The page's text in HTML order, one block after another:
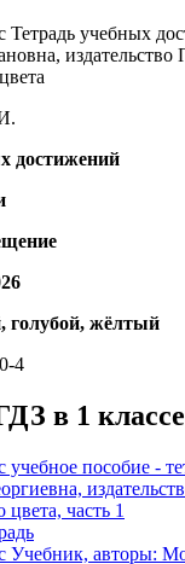
достижений
голубой, жёлтый
4
в 1 классе